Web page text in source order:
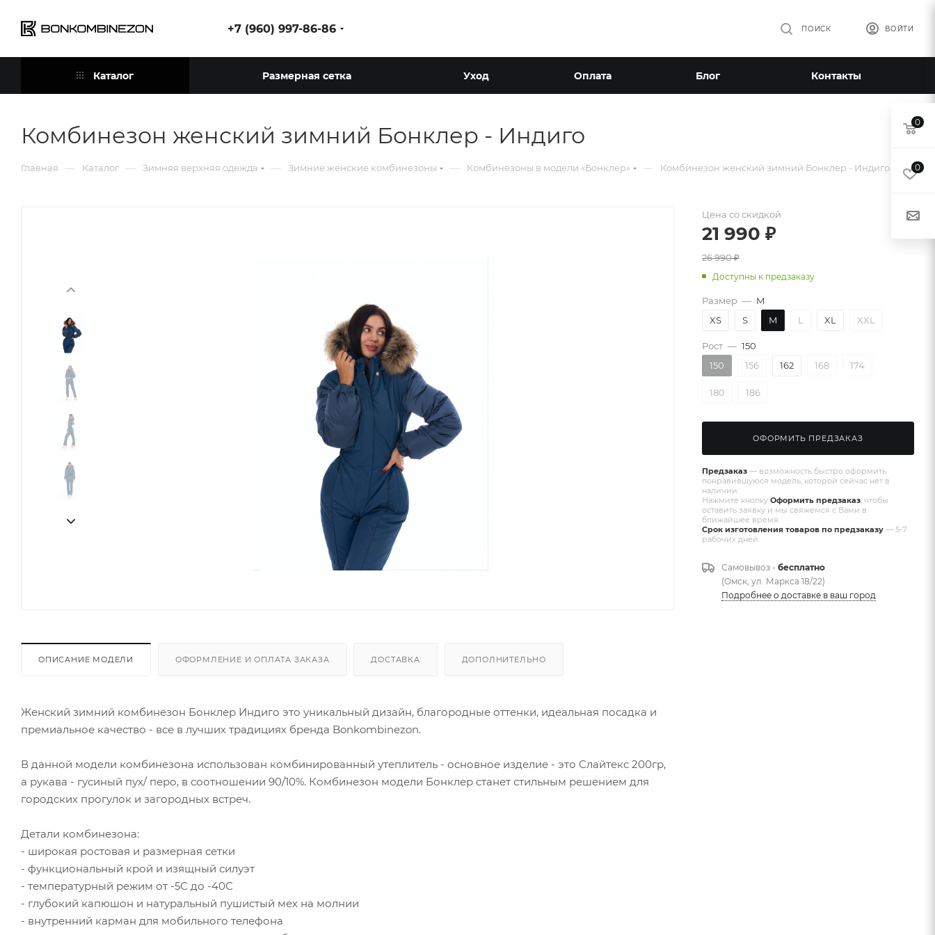
+7 (960) 997-86-86 ВОЙТИ
ПОИСК
Каталог Размерная сетка Уход Оплата Блог Контакты
Комбинезон женский зимний Бонклер - Индиго
Главная — Каталог — Зимняя верхняя одежда — Зимние женские комбинезоны — Комбинезоны в модели «Бонклер» — Комбинезон женский зимний Бонклер - Индиго
ОПИСАНИЕ МОДЕЛИ ОФОРМЛЕНИЕ И ОПЛАТА ЗАКАЗА ДОСТАВКА ДОПОЛНИТЕЛЬНО
Женский зимний комбинезон Бонклер Индиго это уникальный дизайн, благородные оттенки, идеальная посадка и
премиальное качество - все в лучших традициях бренда Bonkombinezon.
В данной модели комбинезона использован комбинированный утеплитель - основное изделие - это Слайтекс 200гр,
а рукава - гусиный пух/ перо, в соотношении 90/10%. Комбинезон модели Бонклер станет стильным решением для
городских прогулок и загородных встреч.
Детали комбинезона:
- широкая ростовая и размерная сетки
- функциональный крой и изящный силуэт
- температурный режим от -5С до -40С
- глубокий капюшон и натуральный пушистый мех на молнии
- внутренний карман для мобильного телефона
Цена со скидкой
21 990 ₽
26 990₽
Доступны к предзаказу
Размер — M
XS
S M L XL XXL
Рост — 150
150
156 162 168 174
180 186
ОФОРМИТЬ ПРЕДЗАКАЗ
Предзаказ — возможность быстро оформить
понравившуюся модель, которой сейчас нет в
наличии.
Нажмите кнопку Оформить предзаказ , чтобы
оставить заявку и мы свяжемся с Вами в
ближайшее время.
Срок изготовления товаров по предзаказу — 5-7
рабочих дней.
Самовывоз - бесплатно
(Омск, ул. Маркса 18/22)
Подробнее о доставке в ваш город
0
0